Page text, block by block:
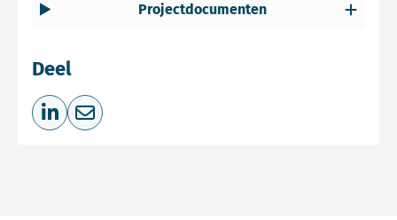
Projectdocumenten
Deel
Deel op LinkedIn
Deel via e-mail